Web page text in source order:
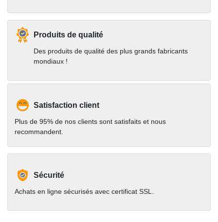
Produits de qualité
Des produits de qualité des plus grands fabricants
mondiaux !
Satisfaction client
Plus de 95% de nos clients sont satisfaits et nous
recommandent.
Sécurité
Achats en ligne sécurisés avec certificat SSL.